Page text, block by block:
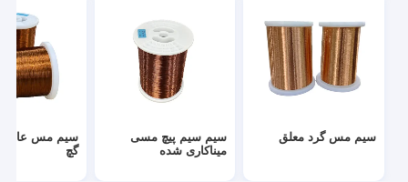
سیم مس گرد معلق
سیم سیم پیچ مسی
میناکاری شده
سیم مس عایق
گچ